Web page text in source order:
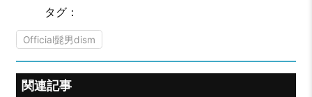
タグ：
Official髭男dism
関連記事